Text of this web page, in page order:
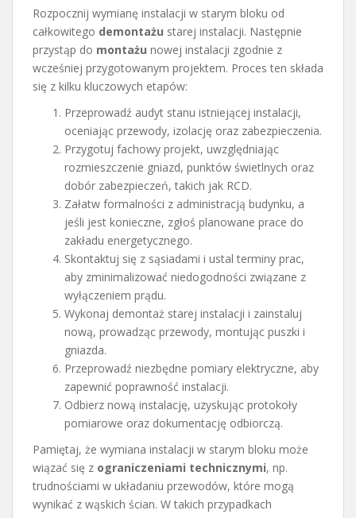
Rozpocznij wymianę instalacji w starym bloku od
całkowitego demontażu starej instalacji. Następnie
przystąp do montażu nowej instalacji zgodnie z
wcześniej przygotowanym projektem. Proces ten składa
się z kilku kluczowych etapów:
Przeprowadź audyt stanu istniejącej instalacji,
oceniając przewody, izolację oraz zabezpieczenia.
Przygotuj fachowy projekt, uwzględniając
rozmieszczenie gniazd, punktów świetlnych oraz
dobór zabezpieczeń, takich jak RCD.
Załatw formalności z administracją budynku, a
jeśli jest konieczne, zgłoś planowane prace do
zakładu energetycznego.
Skontaktuj się z sąsiadami i ustal terminy prac,
aby zminimalizować niedogodności związane z
wyłączeniem prądu.
Wykonaj demontaż starej instalacji i zainstaluj
nową, prowadząc przewody, montując puszki i
gniazda.
Przeprowadź niezbędne pomiary elektryczne, aby
zapewnić poprawność instalacji.
Odbierz nową instalację, uzyskując protokoły
pomiarowe oraz dokumentację odbiorczą.
Pamiętaj, że wymiana instalacji w starym bloku może
wiązać się z ograniczeniami technicznymi, np.
trudnościami w układaniu przewodów, które mogą
wynikać z wąskich ścian. W takich przypadkach